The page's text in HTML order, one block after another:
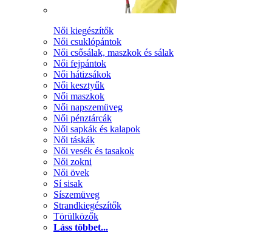
Női kiegészítők
Női csuklópántok
Női csősálak, maszkok és sálak
Női fejpántok
Női hátizsákok
Női kesztyűk
Női maszkok
Női napszemüveg
Női pénztárcák
Női sapkák és kalapok
Női táskák
Női vesék és tasakok
Női zokni
Női övek
Sí sisak
Síszemüveg
Strandkiegészítők
Törülközők
Láss többet...